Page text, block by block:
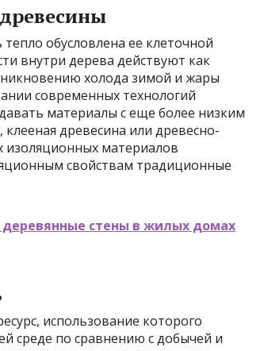
обусловлена ее клеточной
внутри дерева действуют как
холода зимой и жары
современных технологий
материалы с еще более низким
древесина или древесно-
изоляционных материалов
свойствам традиционные
деревянные стены в жилых домах
использование которого
среде по сравнению с добычей и